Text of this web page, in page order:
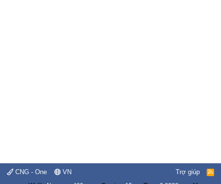
CNG - One VN Trợ giúp
R